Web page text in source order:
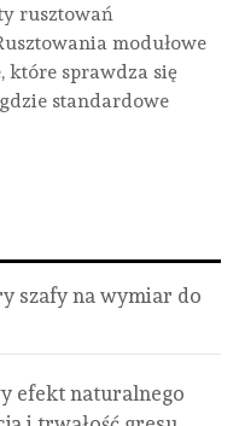
rusztowań
modułowe
które sprawdza się
standardowe
szafy na wymiar do
efekt naturalnego